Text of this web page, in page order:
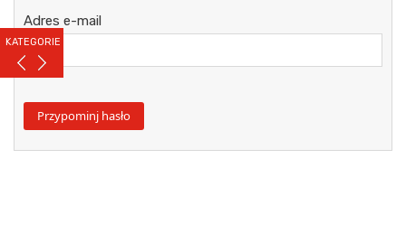
KATEGORIE
Adres e-mail